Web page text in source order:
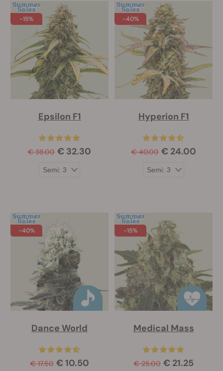
-15%
Epsilon F1
€ 38.00 € 32.30
-40%
Hyperion F1
€ 40.00 € 24.00
-40%
Dance World
€ 17.50 € 10.50
-15%
Medical Mass
€ 25.00 € 21.25